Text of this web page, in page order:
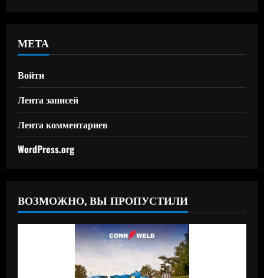
МЕТА
Войти
Лента записей
Лента комментариев
WordPress.org
ВОЗМОЖНО, ВЫ ПРОПУСТИЛИ